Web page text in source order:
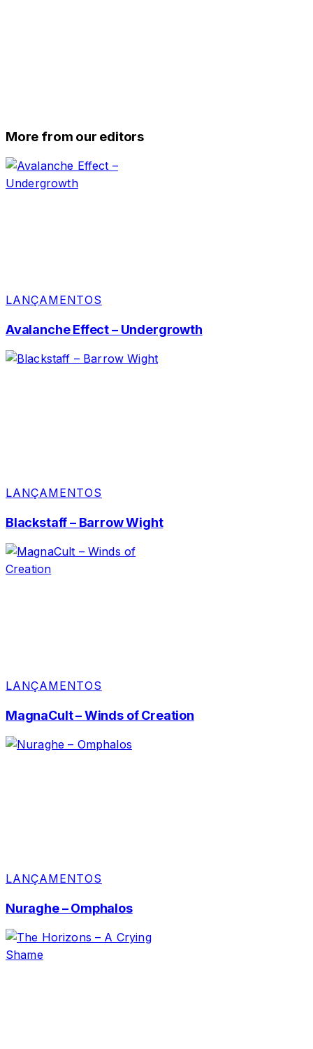
More from our editors
LANÇAMENTOS
Avalanche Effect – Undergrowth
LANÇAMENTOS
Blackstaff – Barrow Wight
LANÇAMENTOS
MagnaCult – Winds of Creation
LANÇAMENTOS
Nuraghe – Omphalos